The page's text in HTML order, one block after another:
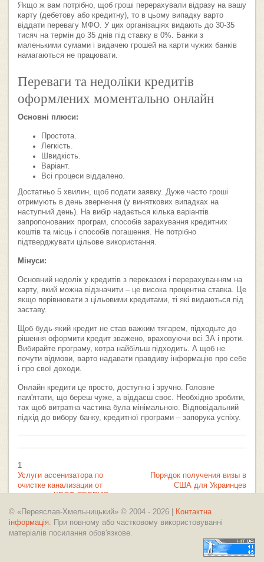
Якщо ж вам потрібно, щоб гроші перерахували відразу на вашу
карту (дебетову або кредитну), то в цьому випадку варто
віддати перевагу МФО. У цих організаціях видають до 30-35
тисяч на термін до 35 днів під ставку в 0%. Банки з
маленькими сумами і видачею грошей на карти чужих банків
намагаються не працювати.
Переваги та недоліки кредитів
оформлених моментально онлайн
Основні плюси:
Простота.
Легкість.
Швидкість.
Варіант.
Всі процеси віддалено.
Достатньо 5 хвилин, щоб подати заявку. Дуже часто гроші
отримують в день звернення (у виняткових випадках на
наступний день). На вибір надається кілька варіантів
запропонованих програм, способів зарахування кредитних
коштів та місць і способів погашення. Не потрібно
підтверджувати цільове використання.
Мінуси:
Основний недолік у кредитів з переказом і перерахуванням на
карту, який можна відзначити – це висока процентна ставка. Це
якщо порівнювати з цільовими кредитами, ті які видаються під
заставу.
Щоб будь-який кредит не став важким тягарем, підходьте до
рішення оформити кредит зважено, враховуючи всі ЗА і проти.
Вибирайте програму, котра найбільш підходить. А щоб не
почути відмови, варто надавати правдиву інформацію про себе
і про свої доходи.
Онлайн кредити це просто, доступно і зручно. Головне
пам'ятати, що береш чуже, а віддаєш своє. Необхідно зробити,
так щоб витратна частина була мінімальною. Відповідальний
підхід до вибору банку, кредитної програми – запорука успіху.
1
Услуги ассенизатора по
очистке канализации от
компании КРОТ СЕРВИС
Порядок получения визы в
США для Украинцев
© «Переяслав-Хмельницький» © 2004 - 2026 |
Контактна
інформація. При повному або частковому використовуванні
матеріалів посилання обов'язкове.